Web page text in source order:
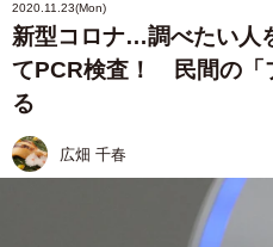
2020.11.23(Mon)
新型コロナ…調べたい人
てPCR検査！ 民間の「
る
広畑 千春